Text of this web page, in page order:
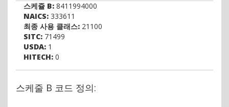
스케쥴 B: 8411994000
NAICS: 333611
최종 사용 클래스: 21100
SITC: 71499
USDA: 1
HITECH: 0
스케줄 B 코드 정의: